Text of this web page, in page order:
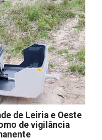
de Leiria e Oeste
de vigilância